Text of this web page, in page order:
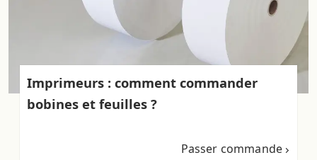
Imprimeurs : comment commander
bobines et feuilles ?
Passer commande